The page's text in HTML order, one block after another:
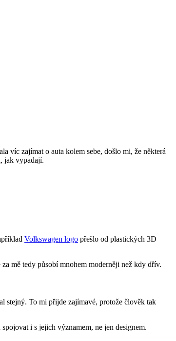
víc zajímat o auta kolem sebe, došlo mi, že některá
jak vypadají.
Volkswagen logo přešlo od plastických 3D
mě tedy působí mnohem moderněji než kdy dřív.
stejný. To mi přijde zajímavé, protože člověk tak
i s jejich významem, ne jen designem.